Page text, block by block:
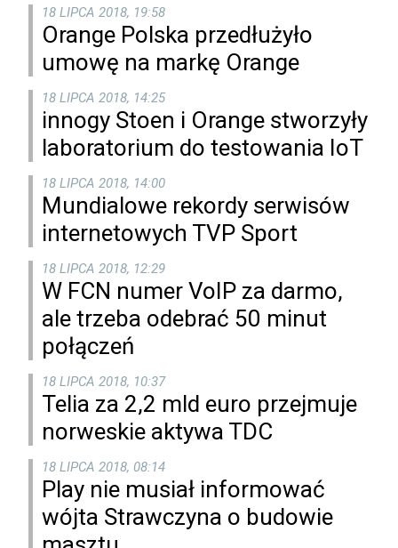
18 LIPCA 2018, 19:58
Orange Polska przedłużyło
umowę na markę Orange
18 LIPCA 2018, 14:25
innogy Stoen i Orange stworzyły
laboratorium do testowania IoT
18 LIPCA 2018, 14:00
Mundialowe rekordy serwisów
internetowych TVP Sport
18 LIPCA 2018, 12:29
W FCN numer VoIP za darmo,
ale trzeba odebrać 50 minut
połączeń
18 LIPCA 2018, 10:37
Telia za 2,2 mld euro przejmuje
norweskie aktywa TDC
18 LIPCA 2018, 08:14
Play nie musiał informować
wójta Strawczyna o budowie